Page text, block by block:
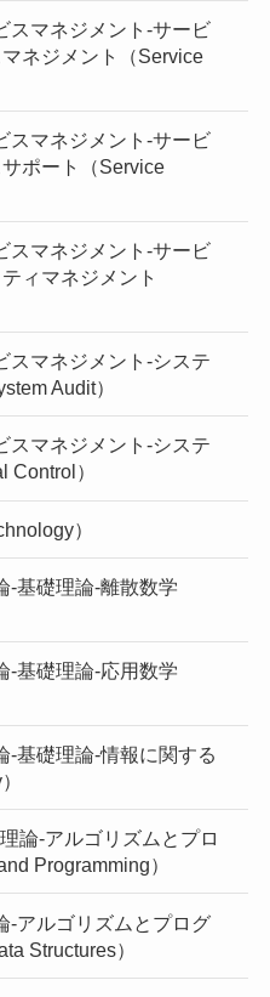
スマネジメント-サービ
ネジメント（Service
スマネジメント-サービ
ポート（Service
スマネジメント-サービ
ィマネジメント
スマネジメント-システ
Audit）
スマネジメント-システ
Control）
）
-基礎理論-離散数学
-基礎理論-応用数学
-基礎理論-情報に関する
論-アルゴリズムとプロ
Programming）
-アルゴリズムとプログ
Structures）